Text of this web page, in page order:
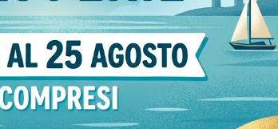
necessari all’erogazione dei servizi
rifiuto di prestare il consenso non ha
15 Cava Manara, 27051 (Pavia) -